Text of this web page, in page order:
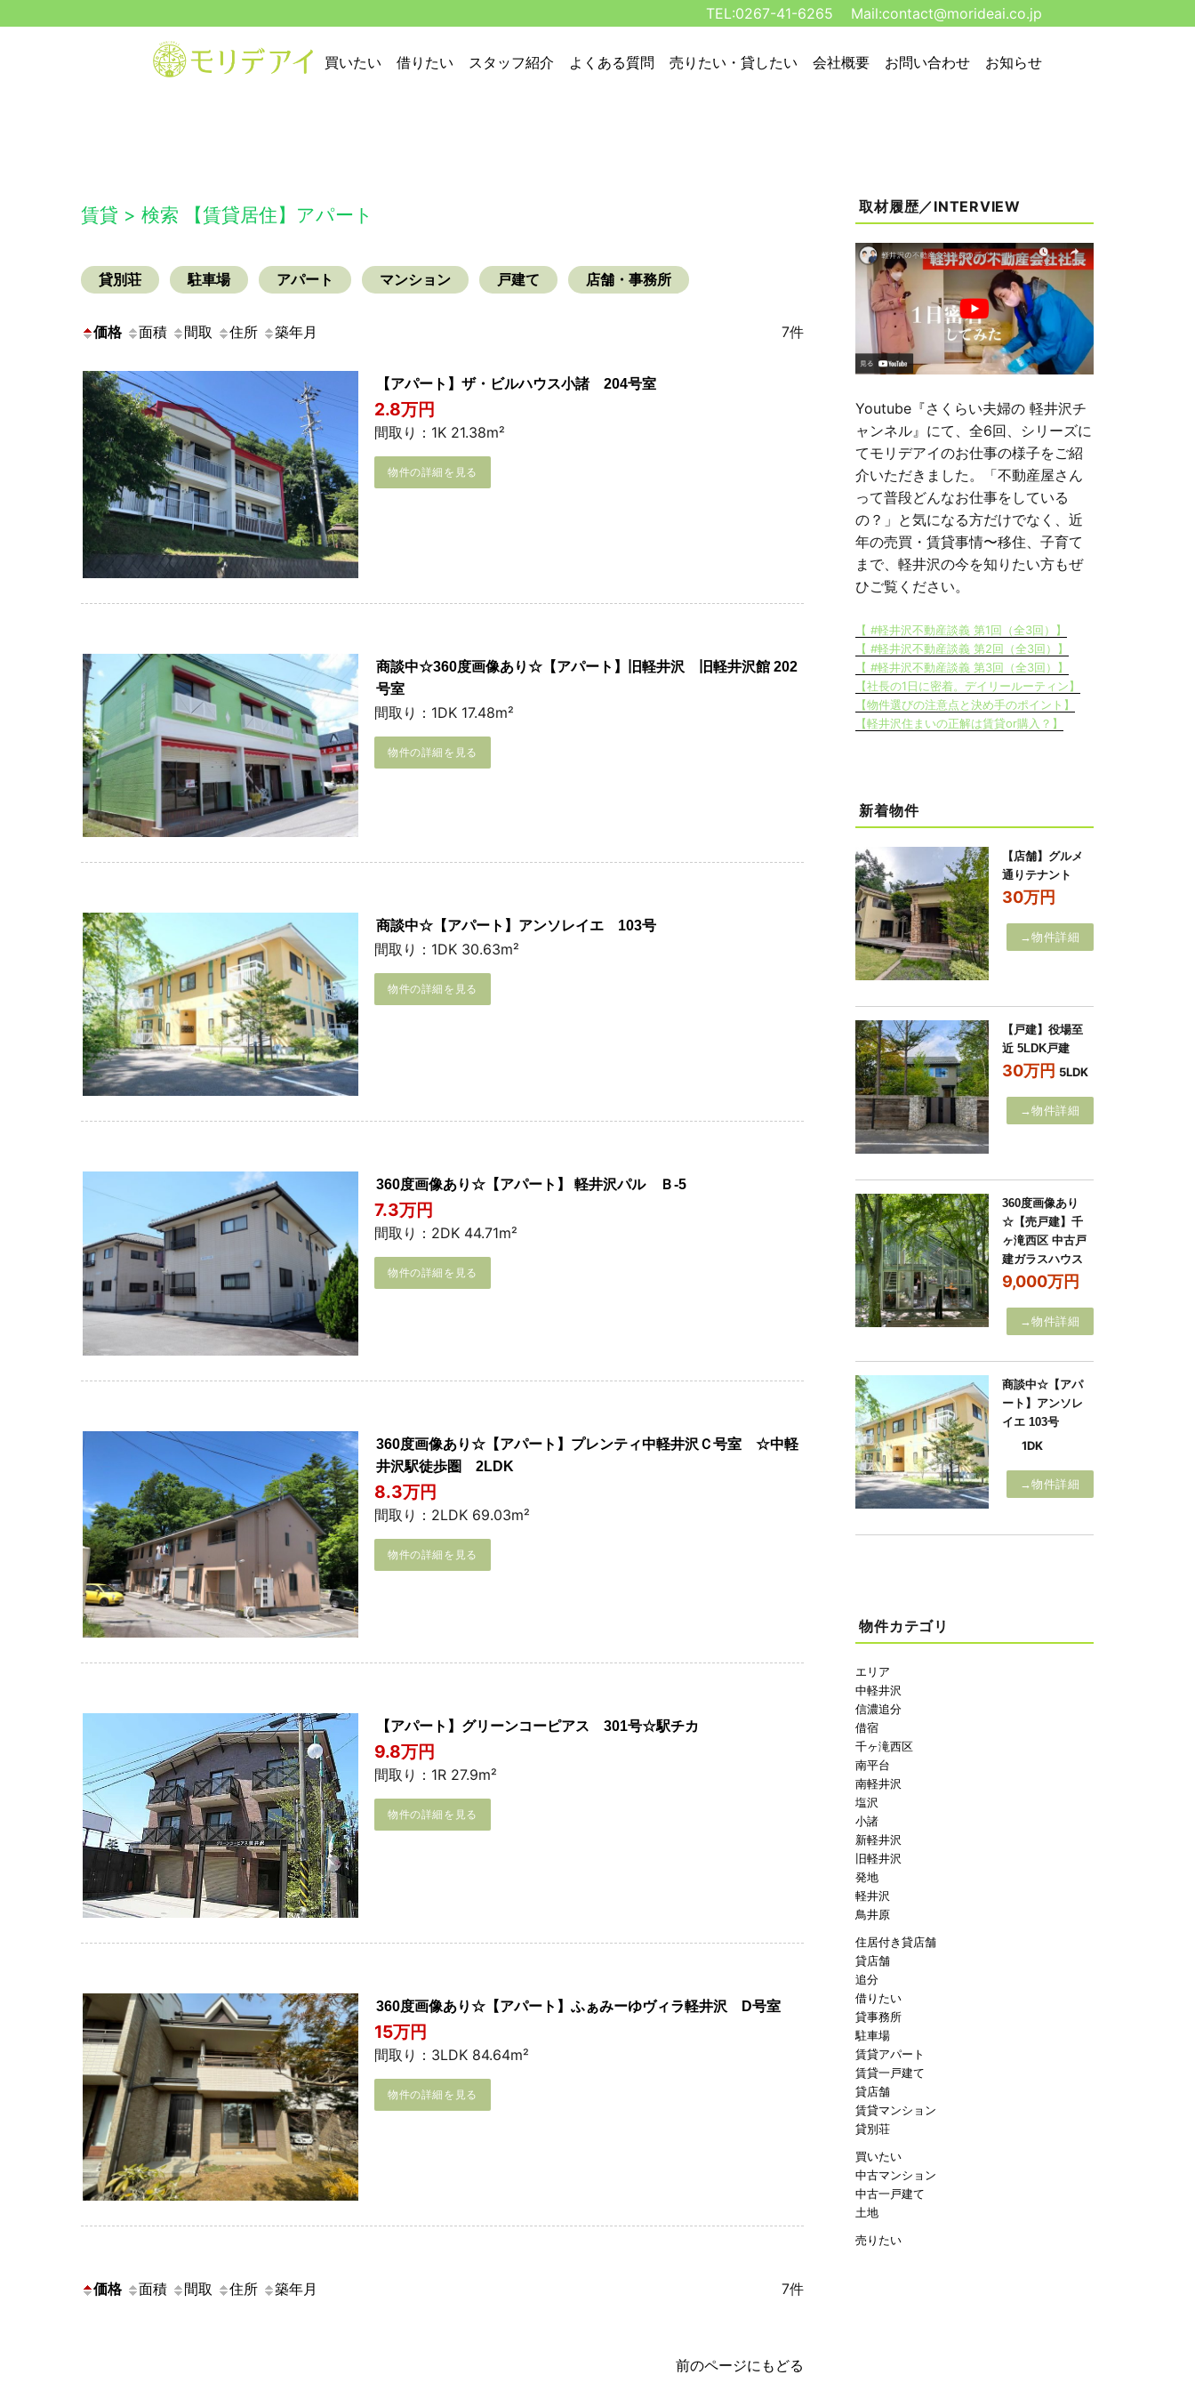
TEL:0267-41-6265 Mail:contact@morideai.co.jp
買いたい 借りたい スタッフ紹介 よくある質問 売りたい・貸したい 会社概要 お問い合わせ お知らせ
賃貸 > 検索 【賃貸居住】アパート
貸別荘 駐車場 アパート マンション 戸建て 店舗・事務所
価格 面積 間取 住所 築年月 7件
【アパート】ザ・ビルハウス小諸 204号室
2.8万円
間取り：1K 21.38m²
物件の詳細を見る
商談中☆360度画像あり☆【アパート】旧軽井沢 旧軽井沢館 202
号室
間取り：1DK 17.48m²
物件の詳細を見る
商談中☆【アパート】アンソレイエ 103号
間取り：1DK 30.63m²
物件の詳細を見る
360度画像あり☆【アパート】 軽井沢パル Ｂ-5
7.3万円
間取り：2DK 44.71m²
物件の詳細を見る
360度画像あり☆【アパート】プレンティ中軽井沢Ｃ号室 ☆中軽
井沢駅徒歩圏 2LDK
8.3万円
間取り：2LDK 69.03m²
物件の詳細を見る
【アパート】グリーンコーピアス 301号☆駅チカ
9.8万円
間取り：1R 27.9m²
物件の詳細を見る
360度画像あり☆【アパート】ふぁみーゆヴィラ軽井沢 D号室
15万円
間取り：3LDK 84.64m²
物件の詳細を見る
価格 面積 間取 住所 築年月 7件
前のページにもどる
取材履歴／INTERVIEW
Youtube『さくらい夫婦の 軽井沢チ
ャンネル』にて、全6回、シリーズに
てモリデアイのお仕事の様子をご紹
介いただきました。「不動産屋さん
って普段どんなお仕事をしている
の？」と気になる方だけでなく、近
年の売買・賃貸事情〜移住、子育て
まで、軽井沢の今を知りたい方もぜ
ひご覧ください。
【 #軽井沢不動産談義 第1回（全3回）】
【 #軽井沢不動産談義 第2回（全3回）】
【 #軽井沢不動産談義 第3回（全3回）】
【社長の1日に密着。デイリールーティン】
【物件選びの注意点と決め手のポイント】
【軽井沢住まいの正解は賃貸or購入？】
新着物件
【店舗】グルメ
通りテナント
30万円
→物件詳細
【戸建】役場至
近 5LDK戸建
30万円 5LDK
→物件詳細
360度画像あり
☆【売戸建】千
ヶ滝西区 中古戸
建ガラスハウス
9,000万円
→物件詳細
商談中☆【アパ
ート】アンソレ
イエ 103号
1DK
→物件詳細
物件カテゴリ
エリア
中軽井沢
信濃追分
借宿
千ヶ滝西区
南平台
南軽井沢
塩沢
小諸
新軽井沢
旧軽井沢
発地
軽井沢
鳥井原
住居付き貸店舗
貸店舗
追分
借りたい
貸事務所
駐車場
賃貸アパート
賃貸一戸建て
貸店舗
賃貸マンション
貸別荘
買いたい
中古マンション
中古一戸建て
土地
売りたい